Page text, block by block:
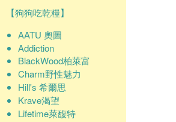
【狗狗吃乾糧】
AATU 奧圖
Addiction
BlackWood柏萊富
Charm野性魅力
Hill's 希爾思
Krave渴望
Lifetime萊馥特